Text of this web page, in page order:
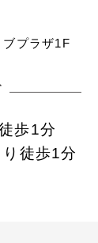
プラザ1F
歩1分
徒歩1分